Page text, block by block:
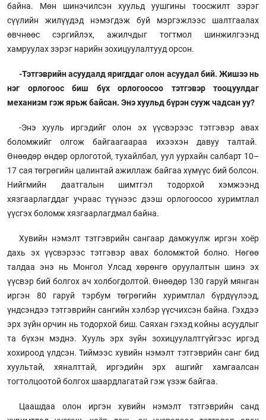
байна. Мөн шинэчилсэн хуульд уушгины тоосжилт зэрэг
сүүлийн жилүүдэд нэмэгдэж буй мэргэжлээс шалтгаалах
өвчнөөс сэргийлэх, ажилчдыг тогтмол шинжилгээнд
хамруулах зэрэг нарийн зохицуулалтууд орсон.
-Тэтгэврийн асуудалд яригддаг олон асуудал бий. Жишээ нь
нэг орлогоос биш бүх орлогоосоо тэтгэвэр тооцуулдаг
механизм гэж ярьж байсан. Энэ хуульд бүрэн сууж чадсан уу?
-Энэ хууль иргэдийг олон эх үүсвэрээс тэтгэвэр авах
боломжийг олгож байгаагаараа ихээхэн давуу талтай.
Өнөөдөр өндөр орлоготой, тухайлбал, уул уурхайн салбарт 10–
17 сая төгрөгийн цалинтай ажиллаж байгаа хүмүүс бий болсон.
Нийгмийн даатгалын шимтгэл тодорхой хэмжээнд
хязгаарлагддаг учраас түүнээс дээш орлогоосоо хуримтлал
үүсгэх боломж хязгаарлагдмал байна.
Хувийн нэмэлт тэтгэврийн сангаар дамжуулж иргэн хоёр
дахь эх үүсвэрээс тэтгэвэр авах боломжтой болно. Нөгөө
талдаа энэ нь Монгол Улсад хөрөнгө оруулалтын шинэ эх
үүсвэр бий болгох ач холбогдолтой. Өнөөдөр 130 гаруй мянган
иргэн 80 гаруй тэрбум төгрөгийн хуримтлал бүрдүүлээд,
үндсэндээ тэтгэврийн сангийн хэлбэр үүсчихсэн байна. Гэхдээ
эрх зүйн орчин нь тодорхой биш. Саяхан гэхэд койны асуудлыг
та бүхэн мэднэ. Хууль эрх зүйн зохицуулалтгүйгээс иргэд
хохироод үлдсэн. Тиймээс хувийн нэмэлт тэтгэврийн санг бид
хуультай, хяналттай, иргэдийн эрх ашгийг хамгаалсан
тогтолцоотой болгох шаардлагатай гэж үзэж байгаа.
Цаашдаа олон иргэн хувийн нэмэлт тэтгэврийн санд